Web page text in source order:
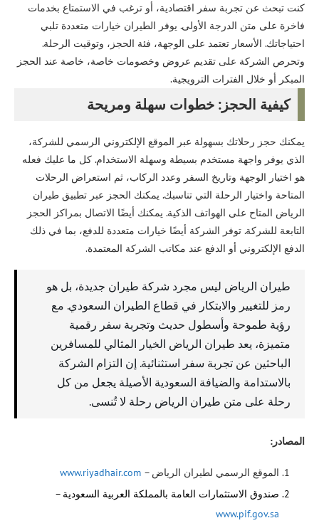
كنت تبحث عن تجربة سفر اقتصادية، أو ترغب في الاستمتاع بخدمات
فاخرة على متن الدرجة الأولى. يوفر الطيران خيارات متعددة تلبي
احتياجاتك. الأسعار تعتمد على الوجهة، فئة الحجز، وتوقيت الرحلة.
وتحرص الشركة على تقديم عروض وخصومات خاصة، خاصة عند الحجز
المبكر أو خلال الفترات الترويجية.
كيفية الحجز: خطوات سهلة ومريحة
يمكنك حجز رحلاتك بسهولة عبر الموقع الإلكتروني الرسمي للشركة،
الذي يوفر واجهة مستخدم بسيطة وسهلة الاستخدام. كل ما عليك فعله
هو اختيار الوجهة وتاريخ السفر وعدد الركاب، ثم استعراض الرحلات
المتاحة واختيار الرحلة التي تناسبك. يمكنك الحجز عبر تطبيق طيران
الرياض المتاح على الهواتف الذكية. يمكنك أيضًا الاتصال بمراكز الحجز
التابعة للشركة. توفر الشركة أيضًا خيارات متعددة للدفع، بما في ذلك
الدفع الإلكتروني أو الدفع عند مكاتب الشركة المعتمدة.
طيران الرياض ليس مجرد شركة طيران جديدة، بل هو
رمز للتغيير والابتكار في قطاع الطيران السعودي. مع
رؤية طموحة وأسطول حديث وتجربة سفر رقمية
متميزة، يعد طيران الرياض الخيار المثالي للمسافرين
الباحثين عن تجربة سفر استثنائية. إن التزام الشركة
بالاستدامة والضيافة السعودية الأصيلة يجعل من كل
رحلة على متن طيران الرياض رحلة لا تُنسى.
المصادر:
الموقع الرسمي لطيران الرياض – www.riyadhair.com
صندوق الاستثمارات العامة بالمملكة العربية السعودية –
www.pif.gov.sa